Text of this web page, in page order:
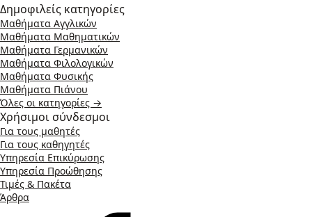
Δημοφιλείς κατηγορίες
Μαθήματα Αγγλικών
Μαθήματα Μαθηματικών
Μαθήματα Γερμανικών
Μαθήματα Φιλολογικών
Μαθήματα Φυσικής
Μαθήματα Πιάνου
Όλες οι κατηγορίες →
Χρήσιμοι σύνδεσμοι
Για τους μαθητές
Για τους καθηγητές
Υπηρεσία Επικύρωσης
Υπηρεσία Προώθησης
Τιμές & Πακέτα
Άρθρα